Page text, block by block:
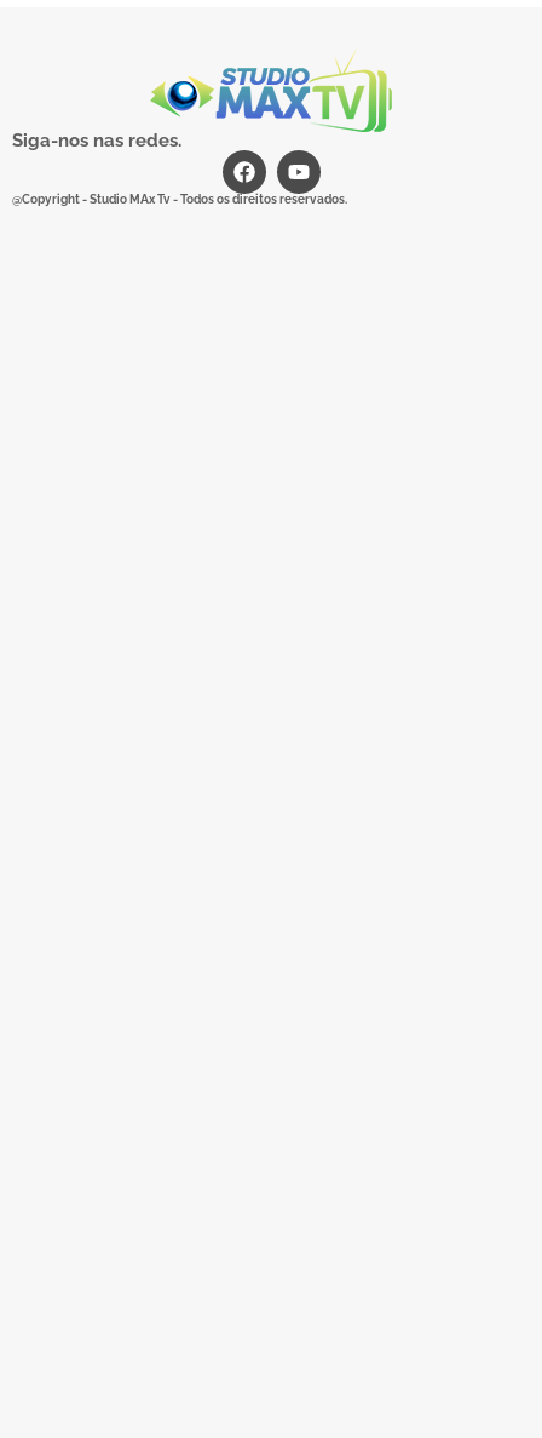
Siga-nos nas redes.
@Copyright - Studio MAx Tv - Todos os direitos reservados.